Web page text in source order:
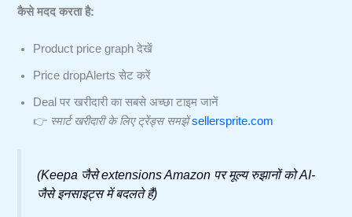
कैसे मदद करता है:
Product price graph देखें
Price dropAlerts सेट करें
Deal पर खरीदारी का सबसे अच्छा टाइम जानें
👉 स्मार्ट खरीदारी के लिए ट्रेंड्स समझें sellersprite.com
(Keepa जैसे extensions Amazon पर मूल्य रुझानों को AI-
जैसे इनसाइट्स में बदलते हैं)